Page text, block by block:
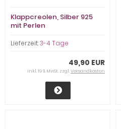
Klappcreolen, Silber 925
mit Perlen
Lieferzeit:3-4 Tage
49,90 EUR
inkl. 19 % MwSt. zzgl.Versandkosten